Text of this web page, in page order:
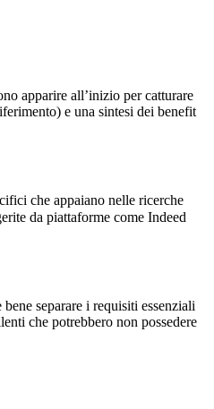
apparire all’inizio per catturare
e una sintesi dei benefit
che appaiano nelle ricerche
da piattaforme come Indeed
separare i requisiti essenziali
che potrebbero non possedere